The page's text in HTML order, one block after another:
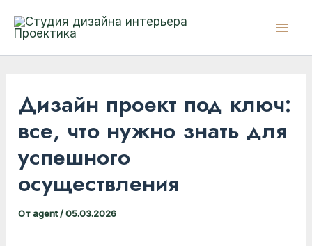
Дизайн проект под ключ:
все, что нужно знать для
успешного
осуществления
Отagent/05.03.2026